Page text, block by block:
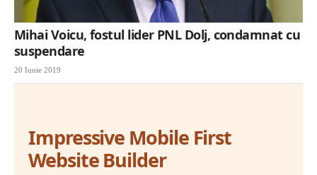
Mihai Voicu, fostul lider PNL Dolj, condamnat cu
suspendare
20 Iunie 2019
Impressive Mobile First
Website Builder